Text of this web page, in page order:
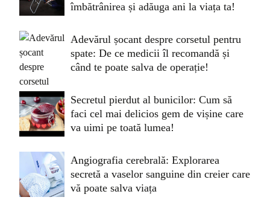
îmbătrânirea și adăuga ani la viața ta!
Adevărul șocant despre corsetul pentru
spate: De ce medicii îl recomandă și
când te poate salva de operație!
Secretul pierdut al bunicilor: Cum să
faci cel mai delicios gem de vișine care
va uimi pe toată lumea!
Angiografia cerebrală: Explorarea
secretă a vaselor sanguine din creier care
vă poate salva viața